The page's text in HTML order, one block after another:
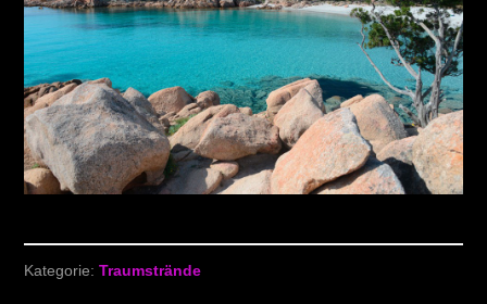
Kategorie:Traumstrände